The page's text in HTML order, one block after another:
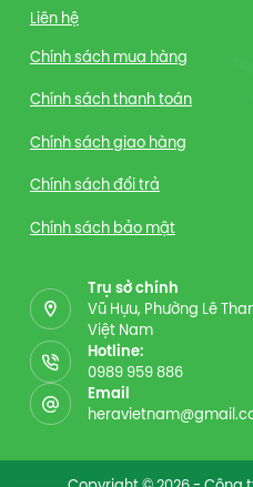
Liên hệ
Chính sách mua hàng
Chính sách thanh toán
Chính sách giao hàng
Chính sách đổi trả
Chính sách bảo mật
Trụ sở chính
Vũ Hựu, Phường Lê
Việt Nam
Hotline:
0989 959 886
Email